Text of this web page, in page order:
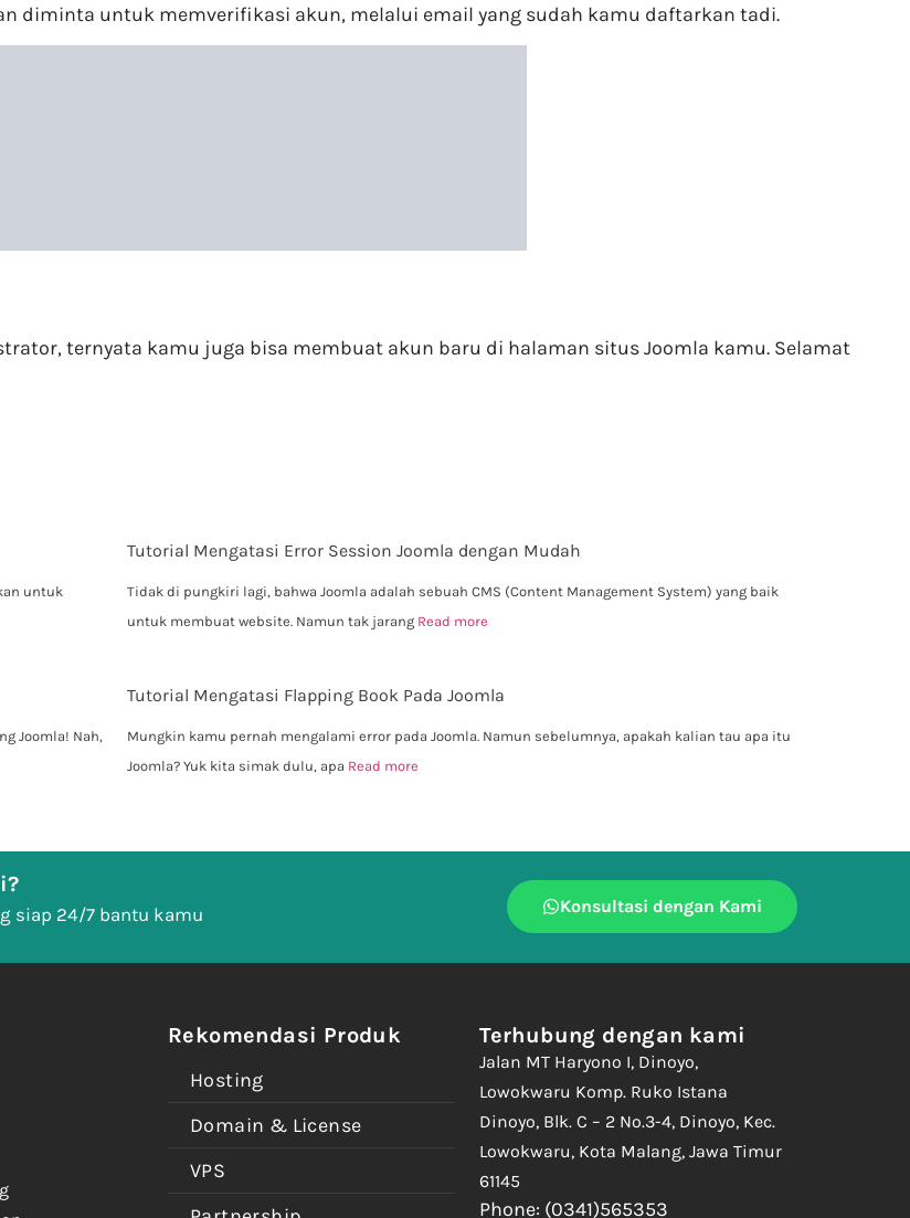
diminta untuk memverifikasi akun, melalui email yang sudah kamu daftarkan tadi.
ternyata kamu juga bisa membuat akun baru di halaman situs Joomla kamu. Selamat
untuk
Tutorial Mengatasi Error Session Joomla dengan Mudah
Tidak di pungkiri lagi, bahwa Joomla adalah sebuah CMS (Content Management System) yang baik
untuk membuat website. Namun tak jarang Read more
Joomla! Nah,
Tutorial Mengatasi Flapping Book Pada Joomla
Mungkin kamu pernah mengalami error pada Joomla. Namun sebelumnya, apakah kalian tau apa itu
Joomla? Yuk kita simak dulu, apa Read more
siap 24/7 bantu kamu Konsultasi dengan Kami
Rekomendasi Produk
Hosting
Domain & License
VPS
Terhubung dengan kami
Jalan MT Haryono I, Dinoyo,
Lowokwaru Komp. Ruko Istana
Dinoyo, Blk. C – 2 No.3-4, Dinoyo, Kec.
Lowokwaru, Kota Malang, Jawa Timur
61145
Phone: (0341)565353